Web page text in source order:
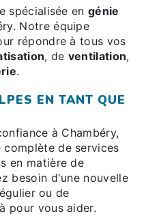
spécialisée engénie
Notre équipe
répondre à tous vos
, de ventilation,
.
EN TANT QUE
à Chambéry,
complète de services
en matière de
besoin d'une nouvelle
ou de
pour vous aider.